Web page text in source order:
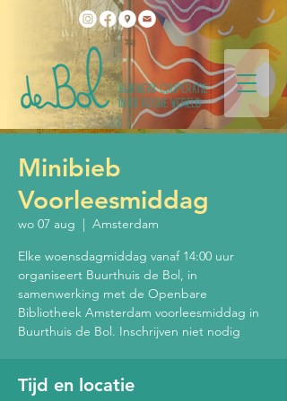
Minibieb
Voorleesmiddag
wo 07 aug
  |
Amsterdam
Elke woensdagmiddag vanaf 14:00 uur
organiseert Buurthuis de Bol, in
samenwerking met de Openbare
Bibliotheek Amsterdam voorleesmiddag in
Buurthuis de Bol. Inschrijven niet nodig
Tijd en locatie